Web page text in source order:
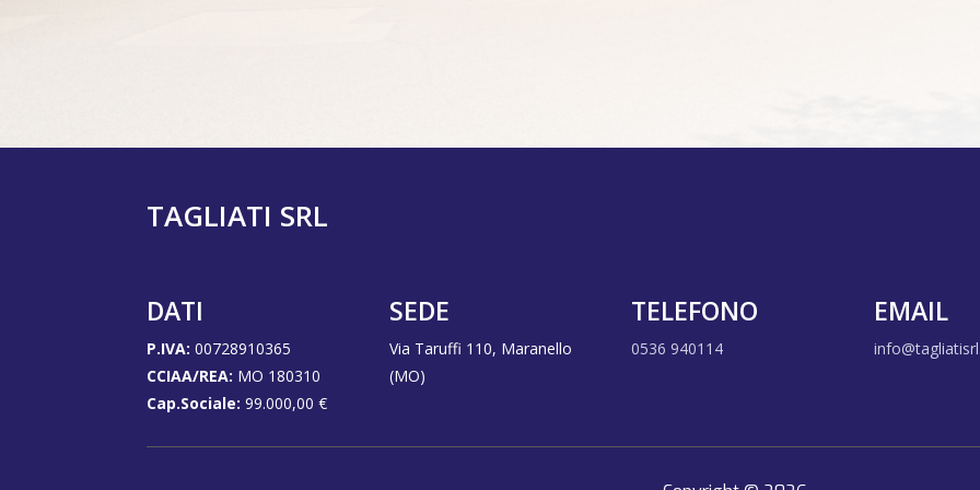
TAGLIATI SRL
DATI
P.IVA:00728910365
CCIAA/REA: MO 180310
Cap.Sociale:99.000,00 €
SEDE
Via Taruffi 110, Maranello
(MO)
TELEFONO
0536 940114
EMAIL